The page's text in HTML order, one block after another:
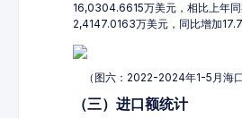
16,0304.6615万美元，相比上年同
2,4147.0163万美元，同比增加
（图六：2022-2024年1-5月海
（三）进口额统计